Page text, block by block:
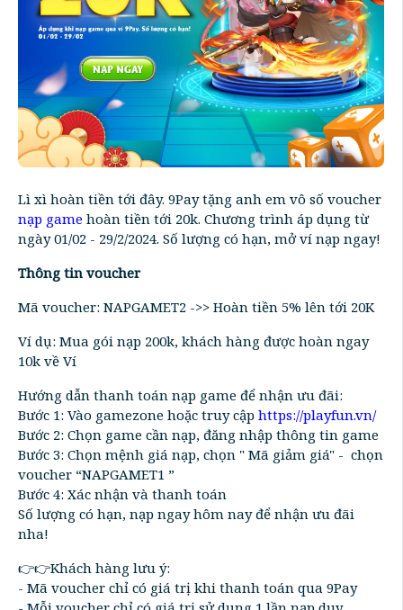
Lì xì hoàn tiền tới đây. 9Pay tặng anh em vô số voucher
nạp game hoàn tiền tới 20k. Chương trình áp dụng từ
ngày 01/02 - 29/2/2024. Số lượng có hạn, mở ví nạp ngay!
Thông tin voucher
Mã voucher: NAPGAMET2 ->> Hoàn tiền 5% lên tới 20K
Ví dụ: Mua gói nạp 200k, khách hàng được hoàn ngay
10k về Ví
Hướng dẫn thanh toán nạp game để nhận ưu đãi:
Bước 1: Vào gamezone hoặc truy cập https://playfun.vn/
Bước 2: Chọn game cần nạp, đăng nhập thông tin game
Bước 3: Chọn mệnh giá nạp, chọn " Mã giảm giá" - chọn
voucher “NAPGAMET1 ”
Bước 4: Xác nhận và thanh toán
Số lượng có hạn, nạp ngay hôm nay để nhận ưu đãi
nha!
👉👉Khách hàng lưu ý:
- Mã voucher chỉ có giá trị khi thanh toán qua 9Pay